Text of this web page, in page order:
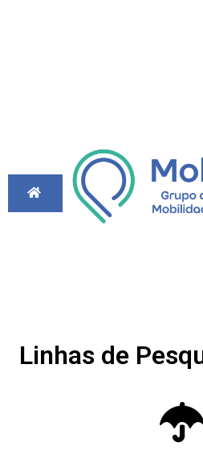
Linhas de